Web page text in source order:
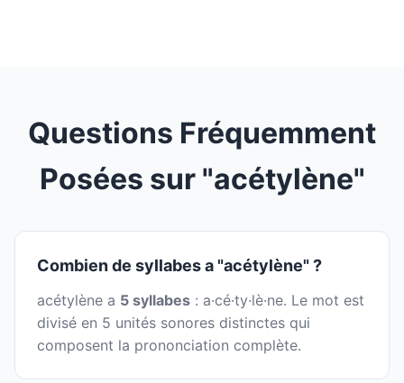
Questions Fréquemment
Posées sur "acétylène"
Combien de syllabes a "acétylène" ?
acétylène a 5 syllabes : a·cé·ty·lè·ne. Le mot est
divisé en 5 unités sonores distinctes qui
composent la prononciation complète.